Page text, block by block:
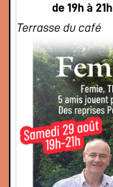
de 19h à 21h
Terrasse du café